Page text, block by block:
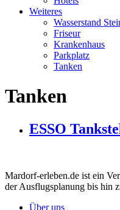
Weiteres
Wasserstand
Friseur
Krankenhaus
Parkplatz
Tanken
Tanken
ESSO
Mardorf-erleben.de ist ein
der Ausflugsplanung bis hin
Über uns